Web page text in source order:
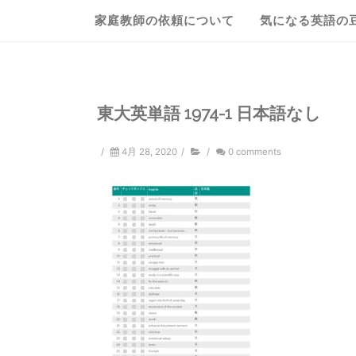
家庭教師の依頼について 気になる英語の
東大英単語 1974-1 日本語なし
/ 4月 28, 2020 / / 0 comments